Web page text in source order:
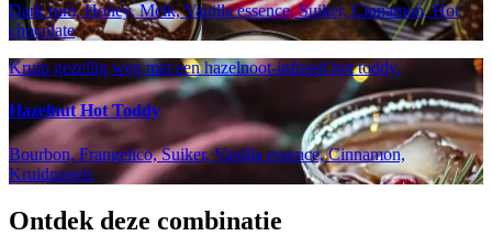
Dark rum, Honey, Melk, Vanilla essence, Suiker, Cinnamon, Hot
chocolate
Kruip gezellig weg met een hazelnoot-infused hot toddy.
Hazelnut Hot Toddy
Bourbon, Frangelico, Suiker, Vanilla essence, Cinnamon,
Kruidnagels
Ontdek deze combinatie